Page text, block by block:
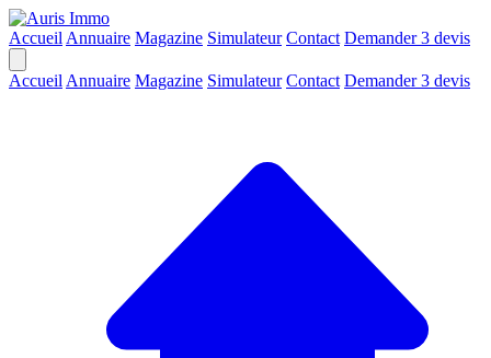
Accueil Annuaire Magazine Simulateur Contact Demander 3 devis
Accueil Annuaire Magazine Simulateur Contact Demander 3 devis